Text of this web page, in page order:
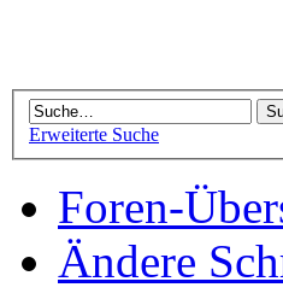
Erweiterte Suche
Foren-
Ändere